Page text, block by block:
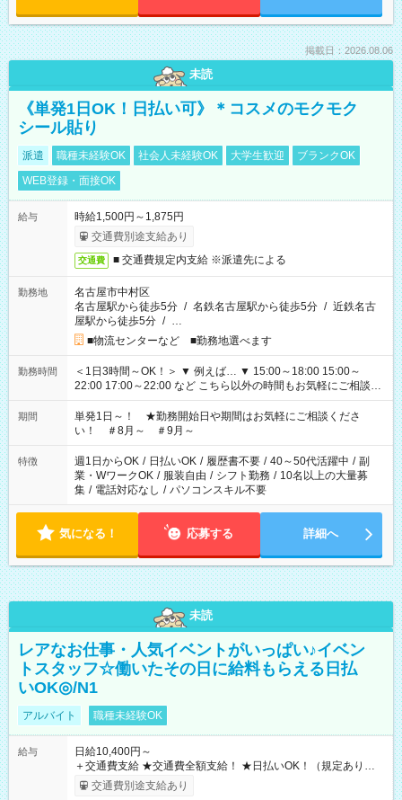
掲載日：2026.08.06
未読
《単発1日OK！日払い可》＊コスメのモクモク
シール貼り
派遣 職種未経験OK 社会人未経験OK 大学生歓迎
ブランクOK
WEB登録・面接OK
給与
時給1,500円～1,875円
交通費別途支給あり
交通費 ■ 交通費規定内支給 ※派遣先による
勤務地
名古屋市中村区
名古屋駅から徒歩5分 / 名鉄名古屋駅から徒歩5分 / 近鉄名古
屋駅から徒歩5分 / …
■物流センターなど ■勤務地選べます
勤務時間
＜1日3時間～OK！＞ ▼ 例えば… ▼ 15:00～18:00 15:00～
22:00 17:00～22:00 など こちら以外の時間もお気軽にご相談く
ださい！
期間
単発1日～！ ★勤務開始日や期間はお気軽にご相談くださ
い！ ＃8月～ ＃9月～
特徴 週1日からOK / 日払いOK / 履歴書不要 / 40～50代活躍中 / 副
業・WワークOK / 服装自由 / シフト勤務 / 10名以上の大量募
集 / 電話対応なし / パソコンスキル不要
気になる！ 応募する 詳細へ
未読
レアなお仕事・人気イベントがいっぱい♪イベン
トスタッフ☆働いたその日に給料もらえる日払
いOK◎/N1
アルバイト 職種未経験OK
給与
日給10,400円～
＋交通費支給 ★交通費全額支給！ ★日払いOK！（規定あり） ┗
働いたその日に現金GET♪ お仕事後はコンビニATMから 日払
交通費別途支給あり